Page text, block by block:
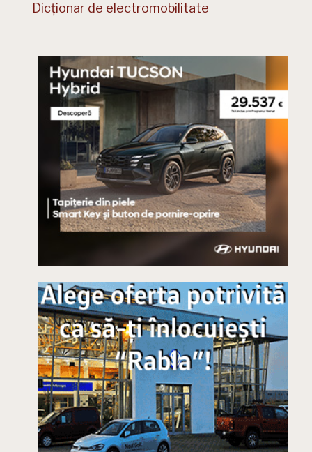
Dicționar de electromobilitate